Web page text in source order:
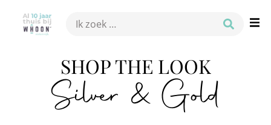
SHOP THE LOOK
Silver & Gold